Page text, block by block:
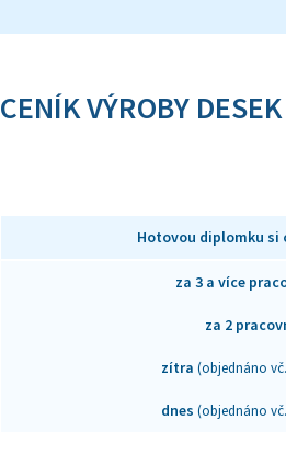
CENÍK VÝROBY DESEK
Hotovou diplomku si
za 3 a více
za 2
zítra (objednáno
dnes (objednáno